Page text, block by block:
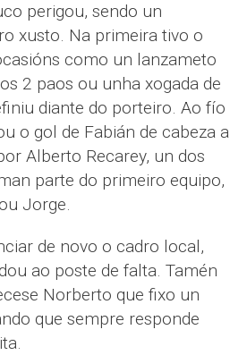
perigou, sendo un
xusto. Na primeira tivo o
como un lanzameto
2 paos ou unha xogada de
diante do porteiro. Ao fío
o gol de Fabián de cabeza a
Alberto Recarey, un dos
parte do primeiro equipo,
Jorge.
de novo o cadro local,
ao poste de falta. Tamén
Norberto que fixo un
que sempre responde